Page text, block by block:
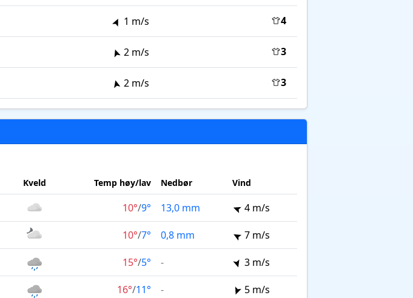
1 m/s 4
2 m/s 3
2 m/s 3
Kveld Temp høy/lav Nedbør Vind
10°/9° 13,0 mm 4 m/s
10°/7° 0,8 mm 7 m/s
15°/5° - 3 m/s
16°/11° - 5 m/s